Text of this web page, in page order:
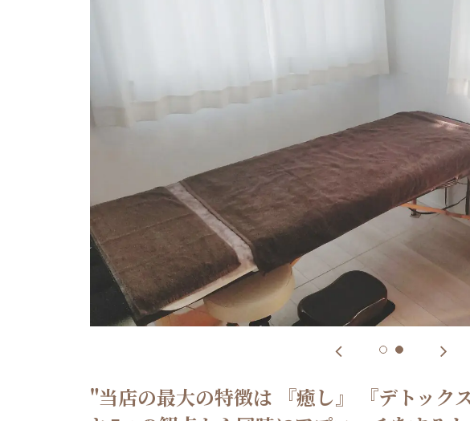
"当店の最大の特徴は 『癒し』 『デトック